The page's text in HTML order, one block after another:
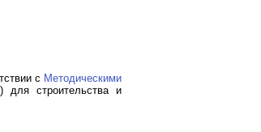
с Методическими
для строительства и